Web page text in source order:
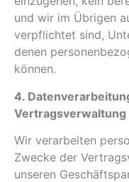
und wir im Übrigen
verpflichtet sind,
denen
können.
4.
Wir verarbeiten
Zwecke der
unseren